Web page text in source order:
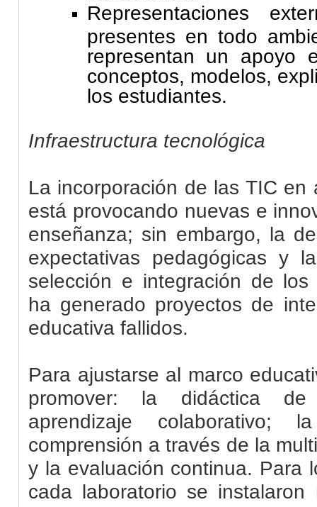
Representaciones
presentes en todo
representan un apoyo
conceptos, modelos,
los estudiantes.
Infraestructura tecnológica
La incorporación de las TIC en
está provocando nuevas e
enseñanza; sin embargo, la
expectativas pedagógicas y
selección e integración de los
ha generado proyectos de
educativa fallidos.
Para ajustarse al marco
promover: la didáctica
aprendizaje colaborativo;
comprensión a través de la
y la evaluación continua. Para
cada laboratorio se